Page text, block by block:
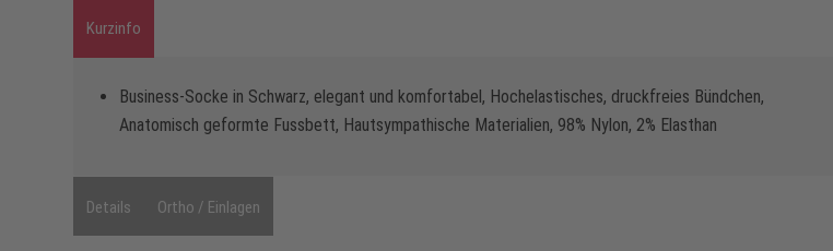
Kurzinfo
Business-Socke in Schwarz, elegant und komfortabel, Hochelastisches, druckfreies Bündchen,
Anatomisch geformte Fussbett, Hautsympathische Materialien, 98% Nylon, 2% Elasthan
Details Ortho / Einlagen